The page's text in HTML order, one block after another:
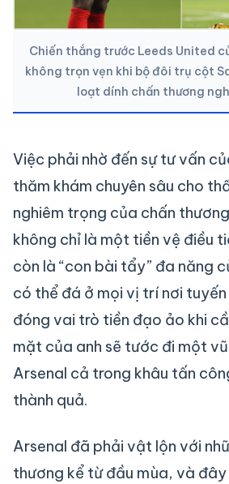
Chiến thắng trước Leeds United
không trọn vẹn khi bộ đôi trụ cột
loạt dính chấn thương
Việc phải nhờ đến sự tư vấn
thăm khám chuyên sâu cho
nghiêm trọng của chấn
không chỉ là một tiền vệ điều
còn là “con bài tẩy” đa năng
có thể đá ở mọi vị trí nơi
đóng vai trò tiền đạo ảo khi
mặt của anh sẽ tước đi một
Arsenal cả trong khâu tấn
thành quả.
Arsenal đã phải vật lộn với
thương kể từ đầu mùa, và